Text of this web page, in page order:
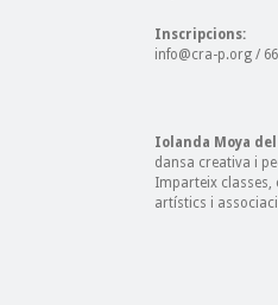
Inscripcions:
info@cra-p.org /
Iolanda Moya del
dansa creativa i
Imparteix classes,
artístics i